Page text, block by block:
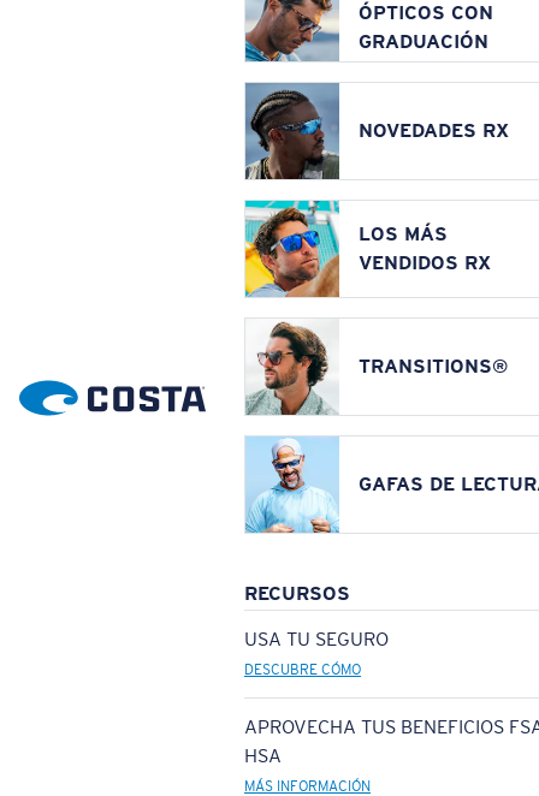
ÓPTICOS CON
GRADUACIÓN
NOVEDADES RX
LOS MÁS
VENDIDOS RX
TRANSITIONS®
GAFAS DE
RECURSOS
USA TU SEGURO
DESCUBRE CÓMO
APROVECHA TUS BENEFICIOS
HSA
MÁS INFORMACIÓN